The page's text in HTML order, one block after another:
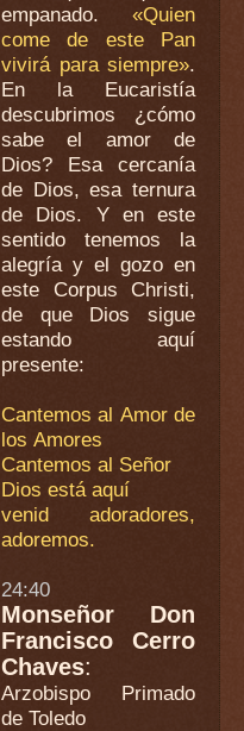
empanado. «Quien
come de este Pan
vivirá para siempre».
En la Eucaristía
descubrimos ¿cómo
sabe el amor de
Dios? Esa cercanía
de Dios, esa ternura
de Dios. Y en este
sentido tenemos la
alegría y el gozo en
este Corpus Christi,
de que Dios sigue
estando aquí
presente:
Cantemos al Amor de
los Amores
Cantemos al Señor
Dios está aquí
venid adoradores,
adoremos.
24:40
Monseñor Don
Francisco Cerro
Chaves:
Arzobispo Primado
de Toledo